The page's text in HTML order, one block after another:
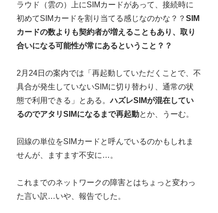
ラウド（雲の）上にSIMカードがあって、接続時に
初めてSIMカードを割り当てる感じなのかな？？SIM
カードの数よりも契約者が増えることもあり、取り
合いになる可能性が常にあるということ？？
2月24日の案内では「再起動していただくことで、不
具合が発生していないSIMに切り替わり、通常の状
態で利用できる」とある。ハズレSIMが混在してい
るのでアタリSIMになるまで再起動とか、うーむ。
回線の単位をSIMカードと呼んでいるのかもしれま
せんが、ますます不安に…。
これまでのネットワークの障害とはちょっと変わっ
た言い訳…いや、報告でした。